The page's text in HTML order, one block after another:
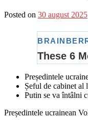
Posted on 30 august 2025
Președintele
Șeful de cabinet
Putin se va întâlni
Președintele ucrainean